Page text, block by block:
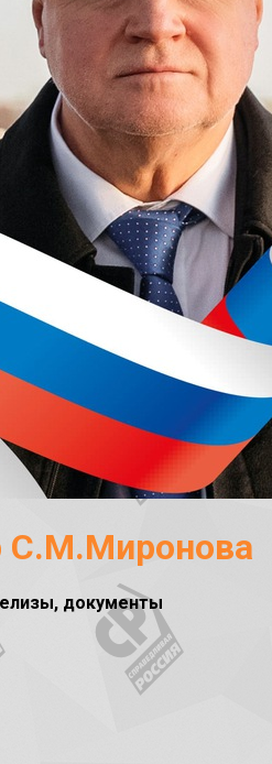
С.М.Миронова
документы